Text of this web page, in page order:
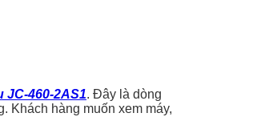
JC-460-2AS1. Đây là dòng
Khách hàng muốn xem máy,